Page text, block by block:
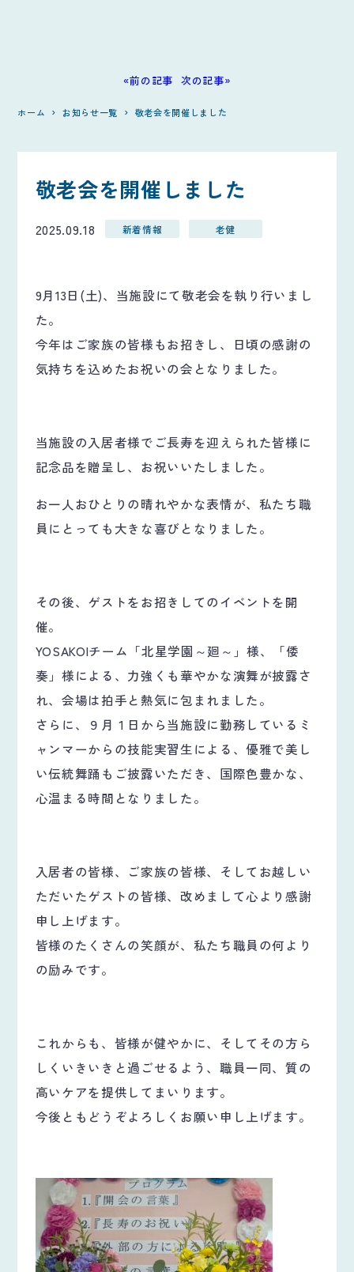
«前の記事 次の記事»
ホーム お知らせ一覧 敬老会を開催しました
敬老会を開催しました
2025.09.18 新着情報 老健
9月13日(土)、当施設にて敬老会を執り行いまし
た。
今年はご家族の皆様もお招きし、日頃の感謝の
気持ちを込めたお祝いの会となりました。
当施設の入居者様でご長寿を迎えられた皆様に
記念品を贈呈し、お祝いいたしました。
お一人おひとりの晴れやかな表情が、私たち職
員にとっても大きな喜びとなりました。
その後、ゲストをお招きしてのイベントを開
催。
YOSAKOIチーム「北星学園～廻～」様、「倭
奏」様による、力強くも華やかな演舞が披露さ
れ、会場は拍手と熱気に包まれました。
さらに、９月１日から当施設に勤務しているミ
ャンマーからの技能実習生による、優雅で美し
い伝統舞踊もご披露いただき、国際色豊かな、
心温まる時間となりました。
入居者の皆様、ご家族の皆様、そしてお越しい
ただいたゲストの皆様、改めまして心より感謝
申し上げます。
皆様のたくさんの笑顔が、私たち職員の何より
の励みです。
これからも、皆様が健やかに、そしてその方ら
しくいきいきと過ごせるよう、職員一同、質の
高いケアを提供してまいります。
今後ともどうぞよろしくお願い申し上げます。